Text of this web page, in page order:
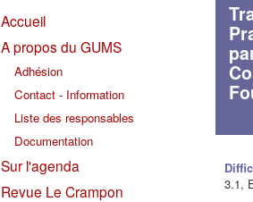
Accueil
A propos du GUMS
Adhésion
Contact - Information
Liste des responsables
Documentation
Sur l'agenda
Revue Le Crampon
3.1,